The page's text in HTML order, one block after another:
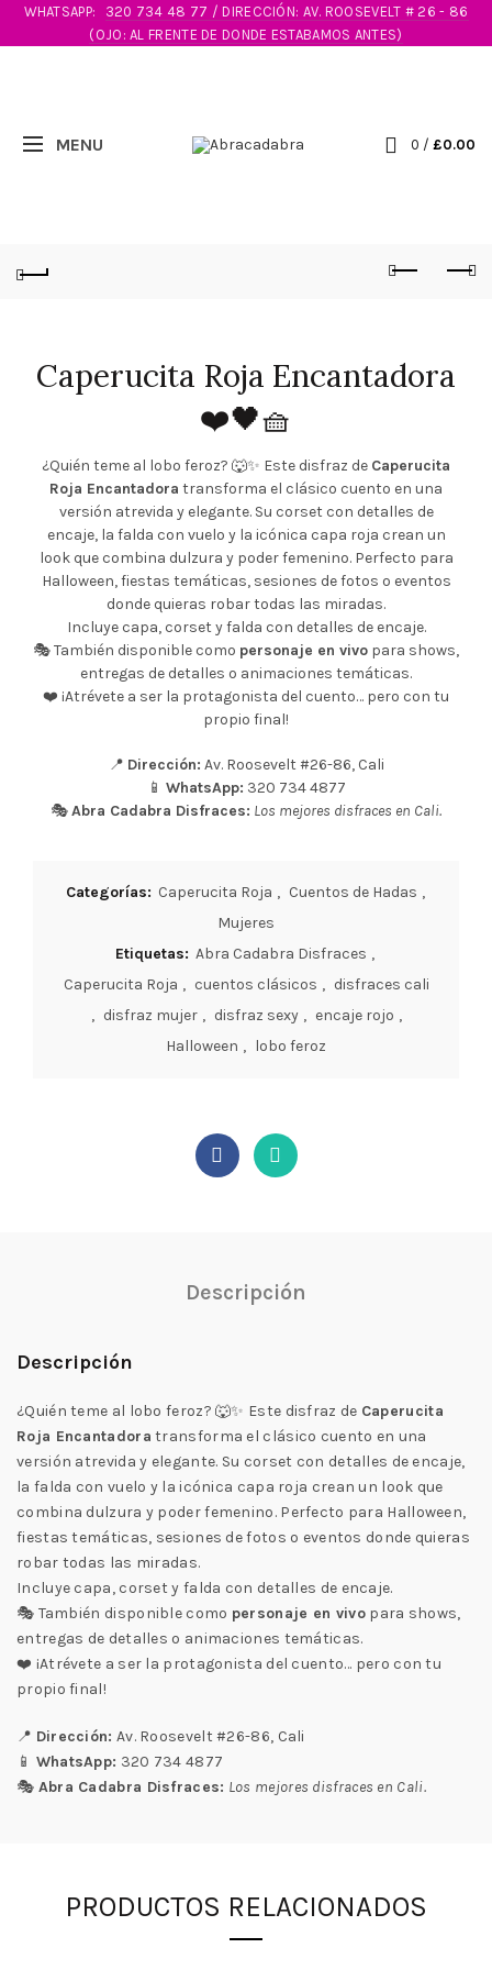
WHATSAPP:
320 734 48 77 / DIRECCIÓN: AV. ROOSEVELT # 26 - 86
(OJO: AL FRENTE DE DONDE ESTABAMOS ANTES)
0 / £0.00
Caperucita Roja Encantadora
❤️🖤🧺
¿Quién teme al lobo feroz? 🐺✨ Este disfraz de Caperucita
Roja Encantadora transforma el clásico cuento en una
versión atrevida y elegante. Su corset con detalles de
encaje, la falda con vuelo y la icónica capa roja crean un
look que combina dulzura y poder femenino. Perfecto para
Halloween, fiestas temáticas, sesiones de fotos o eventos
donde quieras robar todas las miradas.
Incluye capa, corset y falda con detalles de encaje.
🎭 También disponible como personaje en vivo para shows,
entregas de detalles o animaciones temáticas.
❤️ ¡Atrévete a ser la protagonista del cuento… pero con tu
propio final!
📍 Dirección: Av. Roosevelt #26-86, Cali
📱 WhatsApp: 320 734 4877
🎭Abra Cadabra Disfraces: Los mejores disfraces en Cali.
Categorías: Caperucita Roja , Cuentos de Hadas ,
Mujeres
Etiquetas: Abra Cadabra Disfraces ,
Caperucita Roja , cuentos clásicos , disfraces cali
, disfraz mujer , disfraz sexy , encaje rojo ,
Halloween , lobo feroz
Descripción
Descripción
¿Quién teme al lobo feroz? 🐺✨ Este disfraz de Caperucita
Roja Encantadora transforma el clásico cuento en una
versión atrevida y elegante. Su corset con detalles de encaje,
la falda con vuelo y la icónica capa roja crean un look que
combina dulzura y poder femenino. Perfecto para Halloween,
fiestas temáticas, sesiones de fotos o eventos donde quieras
robar todas las miradas.
Incluye capa, corset y falda con detalles de encaje.
🎭 También disponible como personaje en vivopara shows,
entregas de detalles o animaciones temáticas.
❤️ ¡Atrévete a ser la protagonista del cuento… pero con tu
propio final!
📍 Dirección: Av. Roosevelt #26-86, Cali
📱 WhatsApp: 320 734 4877
🎭 Abra Cadabra Disfraces: Los mejores disfraces en Cali.
PRODUCTOS RELACIONADOS